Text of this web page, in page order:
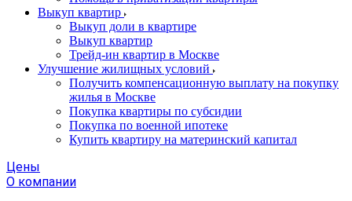
Выкуп квартир
Выкуп доли в квартире
Выкуп квартир
Трейд-ин квартир в Москве
Улучшение жилищных условий
Получить компенсационную выплату на покупку
жилья в Москве
Покупка квартиры по субсидии
Покупка по военной ипотеке
Купить квартиру на материнский капитал
Цены
О компании